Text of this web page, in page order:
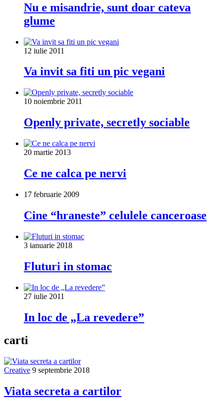
Nu e misandrie, sunt doar cateva
glume
12 iulie 2011
Va invit sa fiti un pic vegani
10 noiembrie 2011
Openly private, secretly sociable
20 martie 2013
Ce ne calca pe nervi
17 februarie 2009
Cine “hraneste” celulele canceroase
3 ianuarie 2018
Fluturi in stomac
27 iulie 2011
In loc de „La revedere”
carti
Creative 9 septembrie 2018
Viata secreta a cartilor